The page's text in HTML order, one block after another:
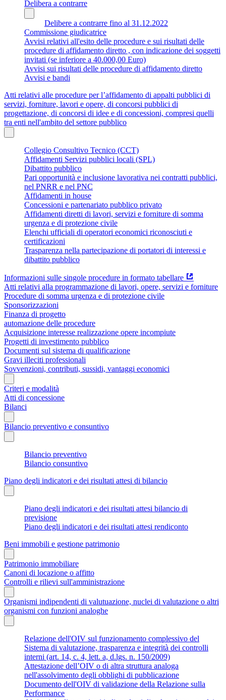
Delibera a contrarre
Delibere a contrarre fino al 31.12.2022
Commissione giudicatrice
Avvisi relativi all'esito delle procedure e sui risultati delle
procedure di affidamento diretto , con indicazione dei soggetti
invitati (se inferiore a 40.000,00 Euro)
Avvisi sui risultati delle procedure di affidamento diretto
Avvisi e bandi
Atti relativi alle procedure per l’affidamento di appalti pubblici di
servizi, forniture, lavori e opere, di concorsi pubblici di
progettazione, di concorsi di idee e di concessioni, compresi quelli
tra enti nell'ambito del settore pubblico
Collegio Consultivo Tecnico (CCT)
Affidamenti Servizi pubblici locali (SPL)
Dibattito pubblico
Pari opportunità e inclusione lavorativa nei contratti pubblici,
nel PNRR e nel PNC
Affidamenti in house
Concessioni e partenariato pubblico privato
Affidamenti diretti di lavori, servizi e forniture di somma
urgenza e di protezione civile
Elenchi ufficiali di operatori economici riconosciuti e
certificazioni
Trasparenza nella partecipazione di portatori di interessi e
dibattito pubblico
Informazioni sulle singole procedure in formato tabellare
Atti relativi alla programmazione di lavori, opere, servizi e forniture
Procedure di somma urgenza e di protezione civile
Sponsorizzazioni
Finanza di progetto
automazione delle procedure
Acquisizione interesse realizzazione opere incompiute
Progetti di investimento pubblico
Documenti sul sistema di qualificazione
Gravi illeciti professionali
Sovvenzioni, contributi, sussidi, vantaggi economici
Criteri e modalità
Atti di concessione
Bilanci
Bilancio preventivo e consuntivo
Bilancio preventivo
Bilancio consuntivo
Piano degli indicatori e dei risultati attesi di bilancio
Piano degli indicatori e dei risultati attesi bilancio di
previsione
Piano degli indicatori e dei risultati attesi rendiconto
Beni immobili e gestione patrimonio
Patrimonio immobiliare
Canoni di locazione o affitto
Controlli e rilievi sull'amministrazione
Organismi indipendenti di valutuazione, nuclei di valutazione o altri
organismi con funzioni analoghe
Relazione dell'OIV sul funzionamento complessivo del
Sistema di valutazione, trasparenza e integrità dei controlli
interni (art. 14, c. 4, lett. a, d.lgs. n. 150/2009)
Attestazione dell’OIV o di altra struttura analoga
nell'assolvimento degli obblighi di pubblicazione
Documento dell'OIV di validazione della Relazione sulla
Performance